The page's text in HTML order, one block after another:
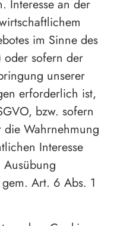
Interesse an der
im Sinne des
sofern der
unserer
erforderlich ist,
bzw. sofern
Wahrnehmung
Interesse
Art. 6 Abs. 1